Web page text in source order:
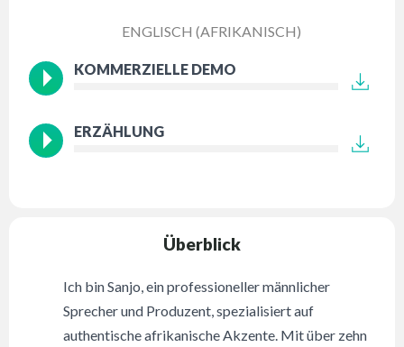
ENGLISCH (AFRIKANISCH)
KOMMERZIELLE DEMO
ERZÄHLUNG
Überblick
Ich bin Sanjo, ein professioneller männlicher
Sprecher und Produzent, spezialisiert auf
authentische afrikanische Akzente. Mit über zehn